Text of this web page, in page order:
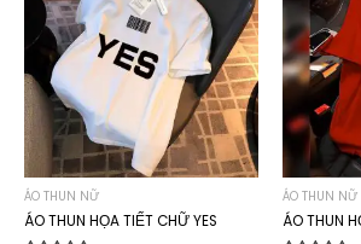
ÁO THUN NỮ
ÁO THUN HỌA TIẾT CHỮ YES
ÁO THUN NỮ
ÁO THUN